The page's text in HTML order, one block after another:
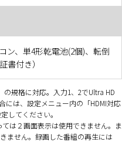
ン、単4形乾電池(2個)、転倒
書付き）
の規格に対応。入力1、2でUltra HD
には、設定メニュー内の「HDMI対応
してください。
は２画面表示は使用できません。ま
ません。録画した番組の再生には